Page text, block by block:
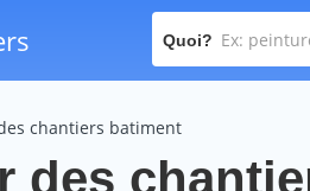
Quoi?
chantiers batiment
des